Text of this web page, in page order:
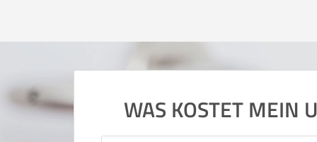
WAS KOSTET MEIN